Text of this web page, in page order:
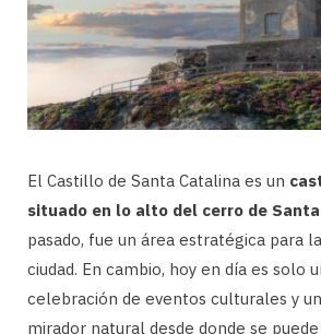
El Castillo de Santa Catalina es un
situado en lo alto del cerro de
pasado, fue un área estratégica para
ciudad. En cambio, hoy en día es solo
celebración de eventos culturales y
mirador natural desde donde se